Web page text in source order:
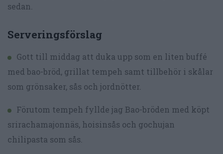
sedan.
Serveringsförslag
Gott till middag att duka upp som en liten buffé
med bao-bröd, grillat tempeh samt tillbehör i skålar
som grönsaker, sås och jordnötter.
Förutom tempeh fyllde jag Bao-bröden med köpt
srirachamajonnäs, hoisinsås och gochujan
chilipasta som sås.